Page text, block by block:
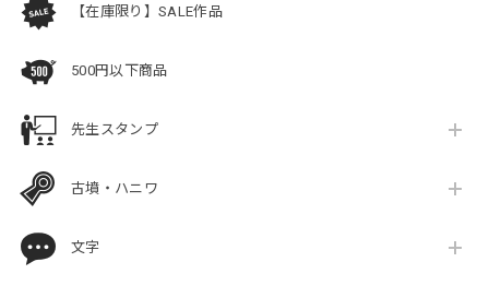
【在庫限り】SALE作品
500円以下商品
先生スタンプ
古墳・ハニワ
文字